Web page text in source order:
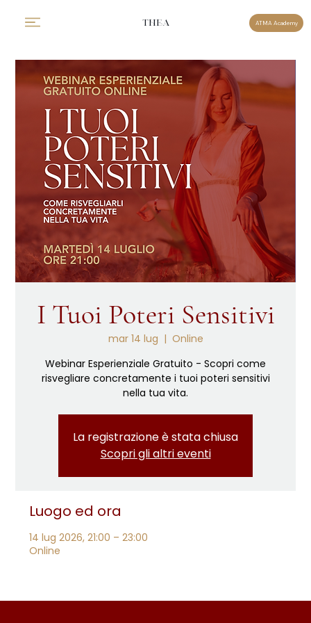
THEA ATMA Academy
I Tuoi Poteri Sensitivi
mar 14 lug
  |
Online
Webinar Esperienziale Gratuito - Scopri come
risvegliare concretamente i tuoi poteri sensitivi
nella tua vita.
La registrazione è stata chiusa
Scopri gli altri eventi
Luogo ed ora
14 lug 2026, 21:00 – 23:00
Online